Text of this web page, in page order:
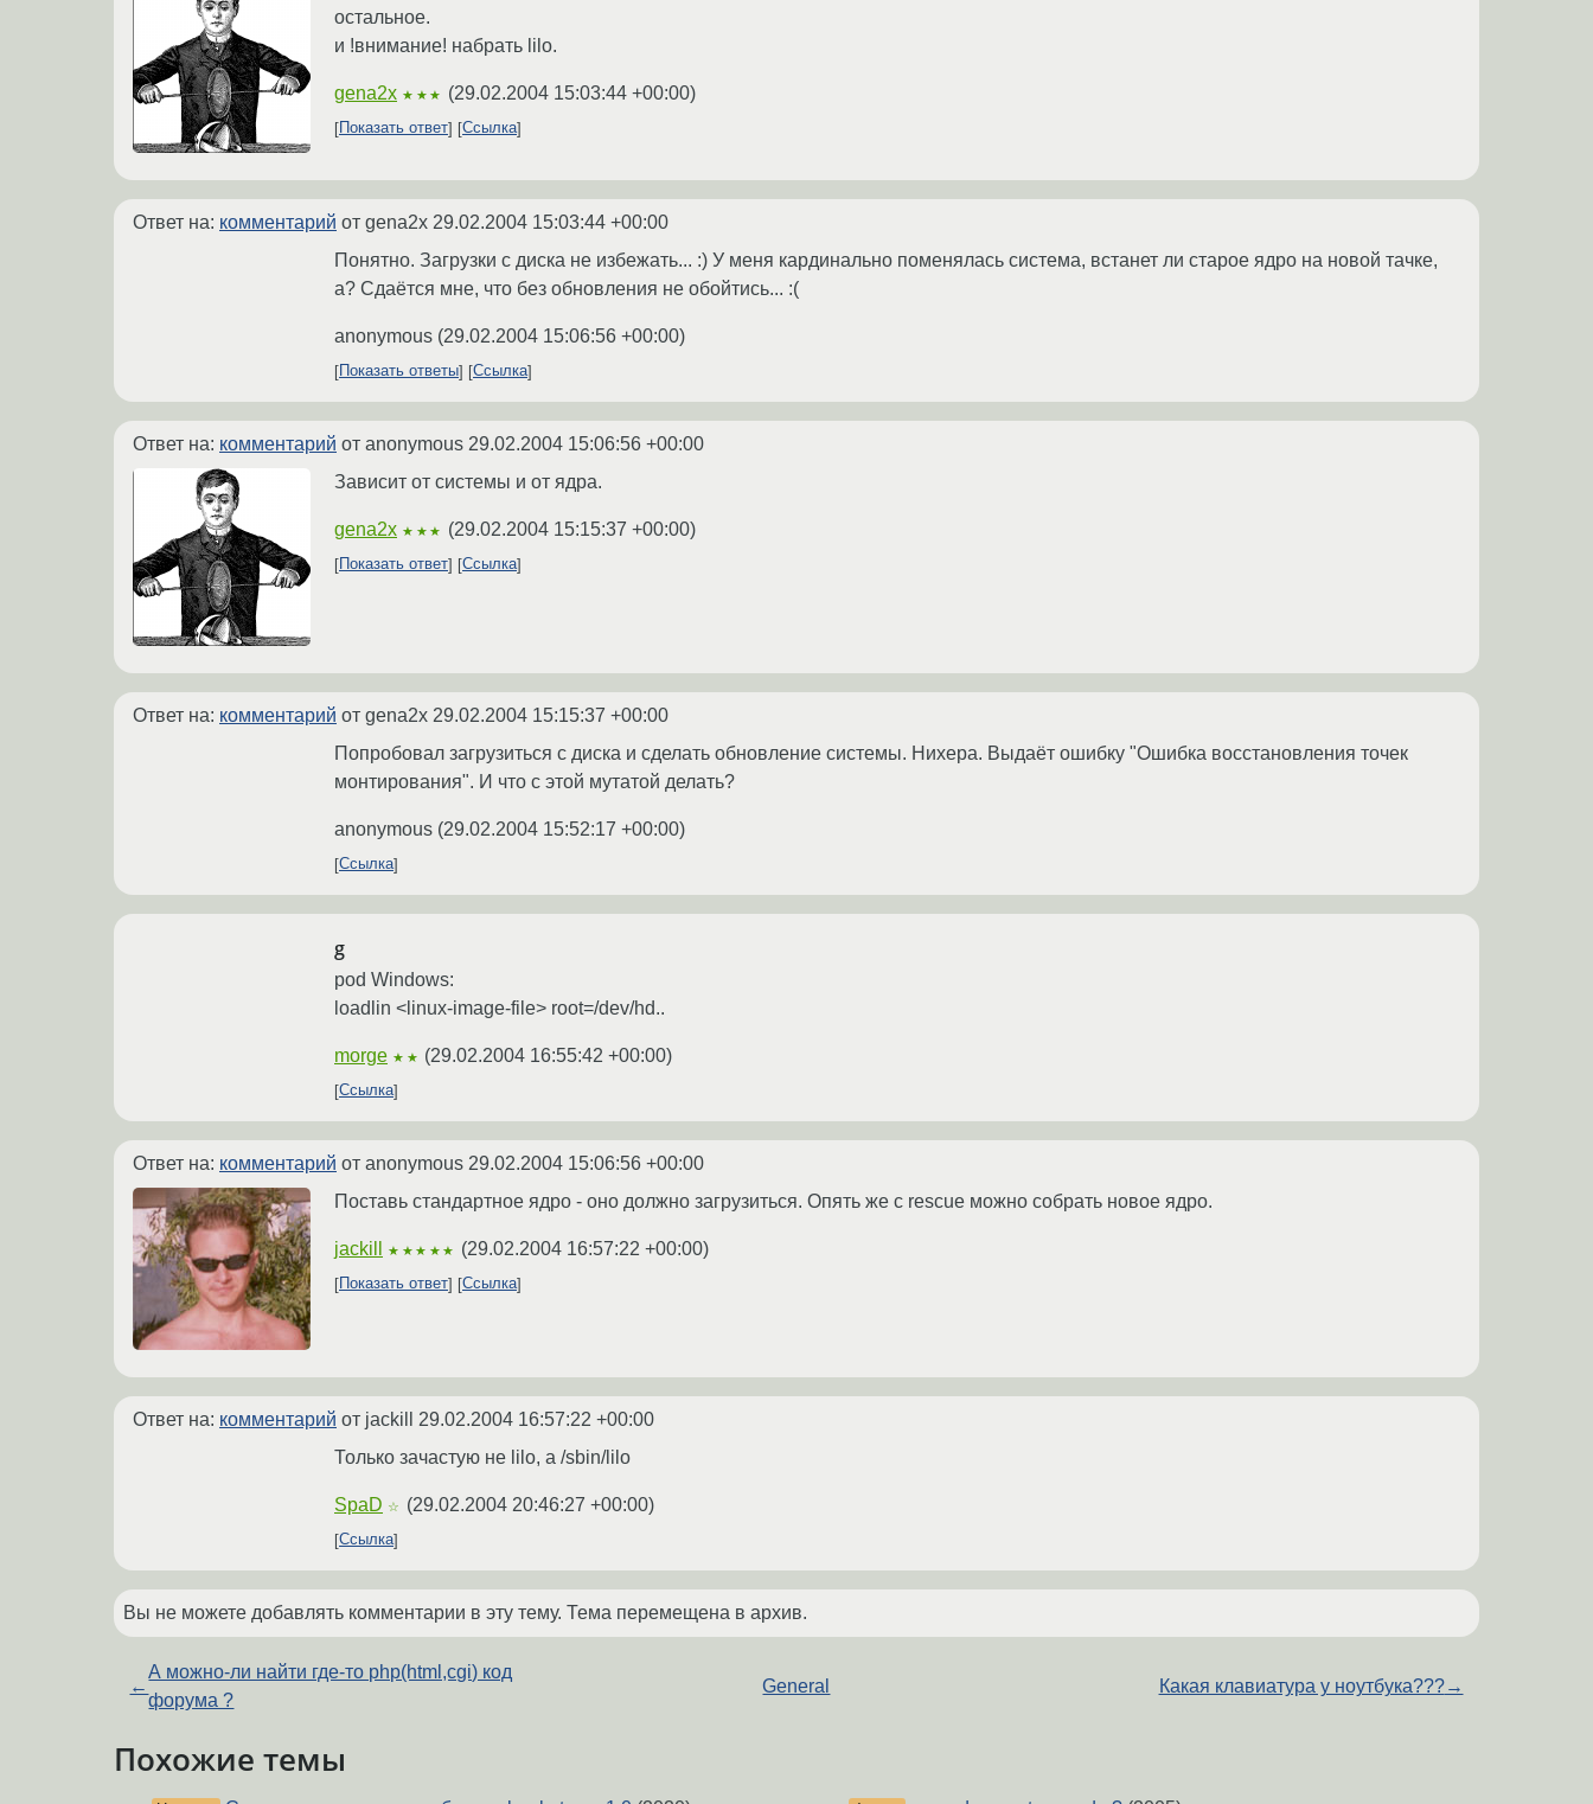
остальное.
и !внимание! набрать lilo.
gena2x ★★★ (29.02.2004 15:03:44 +00:00)
Показать ответ Ссылка
Ответ на: комментарий от gena2x 29.02.2004 15:03:44 +00:00
Понятно. Загрузки с диска не избежать... :) У меня кардинально поменялась система, встанет ли старое ядро на новой тачке,
а? Сдаётся мне, что без обновления не обойтись... :(
anonymous (29.02.2004 15:06:56 +00:00)
Показать ответы Ссылка
Ответ на: комментарий от anonymous 29.02.2004 15:06:56 +00:00
Зависит от системы и от ядра.
gena2x ★★★ (29.02.2004 15:15:37 +00:00)
Показать ответ Ссылка
Ответ на: комментарий от gena2x 29.02.2004 15:15:37 +00:00
Попробовал загрузиться с диска и сделать обновление системы. Нихера. Выдаёт ошибку "Ошибка восстановления точек
монтирования". И что с этой мутатой делать?
anonymous (29.02.2004 15:52:17 +00:00)
Ссылка
g
pod Windows:
loadlin <linux-image-file> root=/dev/hd..
morge ★★ (29.02.2004 16:55:42 +00:00)
Ссылка
Ответ на: комментарий от anonymous 29.02.2004 15:06:56 +00:00
Поставь стандартное ядро - оно должно загрузиться. Опять же с rescue можно собрать новое ядро.
jackill ★★★★★ (29.02.2004 16:57:22 +00:00)
Показать ответ Ссылка
Ответ на: комментарий от jackill 29.02.2004 16:57:22 +00:00
Только зачастую не lilo, а /sbin/lilo
SpaD ☆ (29.02.2004 20:46:27 +00:00)
Ссылка
Вы не можете добавлять комментарии в эту тему. Тема перемещена в архив.
←
А можно-ли найти где-то php(html,cgi) код
форума ?
General Какая клавиатура у ноутбука???→
Похожие темы